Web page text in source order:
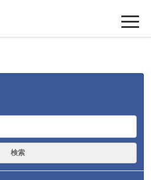
検索